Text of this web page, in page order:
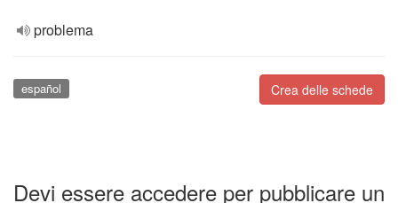
problema
Crea delle schede
español
Devi essere accedere per pubblicare un